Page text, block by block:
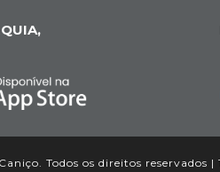
Todos os direitos reservados |